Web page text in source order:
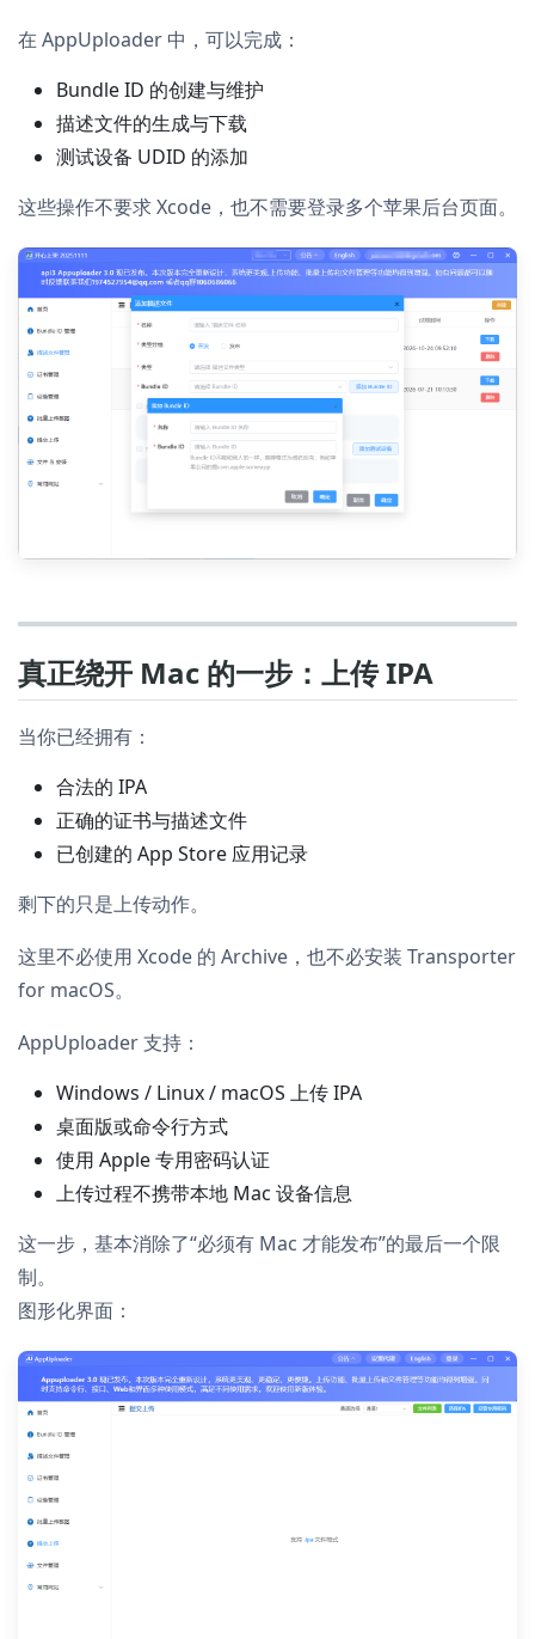
在 AppUploader 中，可以完成：
Bundle ID 的创建与维护
描述文件的生成与下载
测试设备 UDID 的添加
这些操作不要求 Xcode，也不需要登录多个苹果后台页面。
真正绕开 Mac 的一步：上传 IPA
当你已经拥有：
合法的 IPA
正确的证书与描述文件
已创建的 App Store 应用记录
剩下的只是上传动作。
这里不必使用 Xcode 的 Archive，也不必安装 Transporter
for macOS。
AppUploader 支持：
Windows / Linux / macOS 上传 IPA
桌面版或命令行方式
使用 Apple 专用密码认证
上传过程不携带本地 Mac 设备信息
这一步，基本消除了“必须有 Mac 才能发布”的最后一个限
制。
图形化界面：